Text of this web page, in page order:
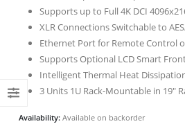
Supports up to Full 4K DCI
XLR Connections Switchable to
Ethernet Port for Remote Control
Supports Optional LCD Smart
Intelligent Thermal Heat
3 Units 1U Rack-Mountable in 19″
Availability: Available on backorder